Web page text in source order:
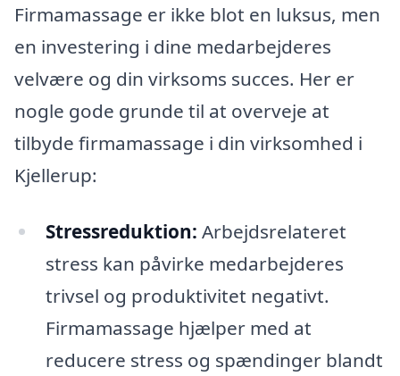
Firmamassage er ikke blot en luksus, men
en investering i dine medarbejderes
velvære og din virksoms succes. Her er
nogle gode grunde til at overveje at
tilbyde firmamassage i din virksomhed i
Kjellerup:
Stressreduktion: Arbejdsrelateret
stress kan påvirke medarbejderes
trivsel og produktivitet negativt.
Firmamassage hjælper med at
reducere stress og spændinger blandt